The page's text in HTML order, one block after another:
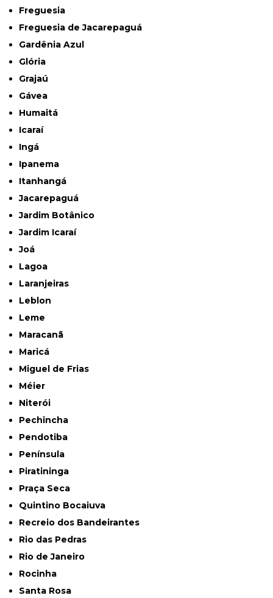
Freguesia
Freguesia de Jacarepaguá
Gardênia Azul
Glória
Grajaú
Gávea
Humaitá
Icaraí
Ingá
Ipanema
Itanhangá
Jacarepaguá
Jardim Botânico
Jardim Icaraí
Joá
Lagoa
Laranjeiras
Leblon
Leme
Maracanã
Maricá
Miguel de Frias
Méier
Niterói
Pechincha
Pendotiba
Península
Piratininga
Praça Seca
Quintino Bocaiuva
Recreio dos Bandeirantes
Rio das Pedras
Rio de Janeiro
Rocinha
Santa Rosa